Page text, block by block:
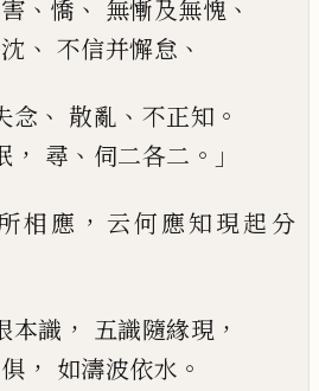
害 、 憍 、 無慚及無愧 、
、 不信并懈怠 、
念 、 散亂 、 不正知 。
， 尋 、 伺二各二 。」
相應 ， 云何應知現起分
本識 ， 五識隨緣現 ，
， 如濤波依水 。